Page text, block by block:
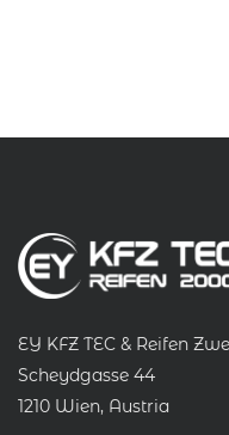
EY KFZ TEC & Reifen
Scheydgasse 44
1210 Wien, Austria